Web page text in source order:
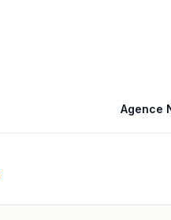
Agence